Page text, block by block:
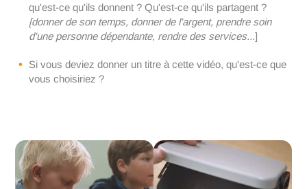
qu'est-ce qu'ils donnent ? Qu'est-ce qu'ils partagent ?
[donner de son temps, donner de l'argent, prendre soin
d'une personne dépendante, rendre des services...]
Si vous deviez donner un titre à cette vidéo, qu'est-ce que
vous choisiriez ?